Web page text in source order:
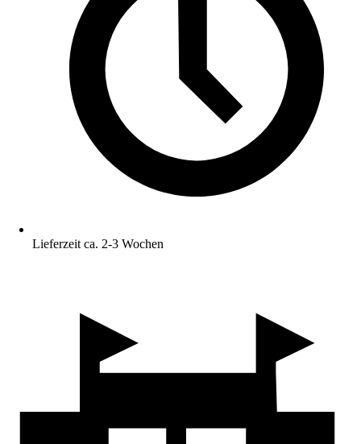
Lieferzeit ca. 2-3 Wochen